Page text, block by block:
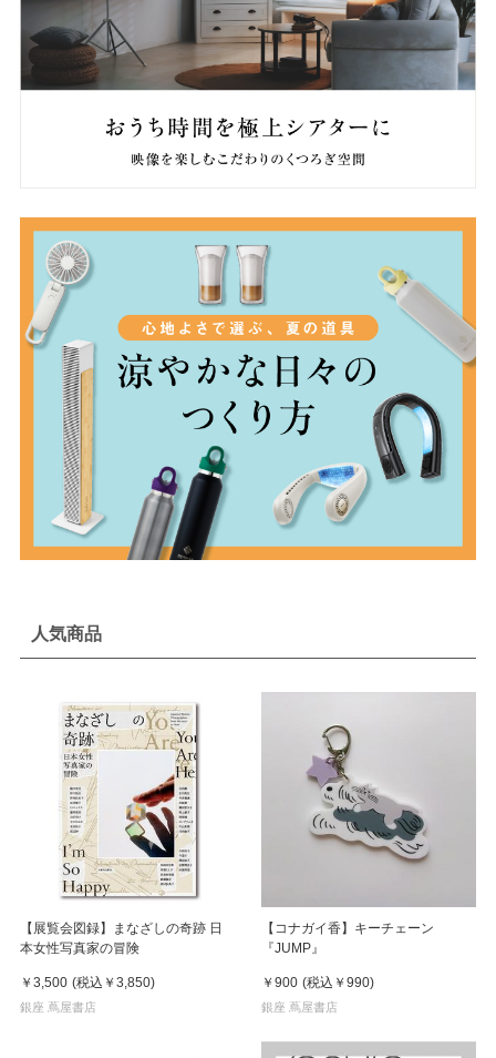
人気商品
【展覧会図録】まなざしの奇跡 日
本女性写真家の冒険
￥3,500 (税込 ￥3,850)
銀座 蔦屋書店
【コナガイ香】キーチェーン
『JUMP』
￥900 (税込 ￥990)
銀座 蔦屋書店